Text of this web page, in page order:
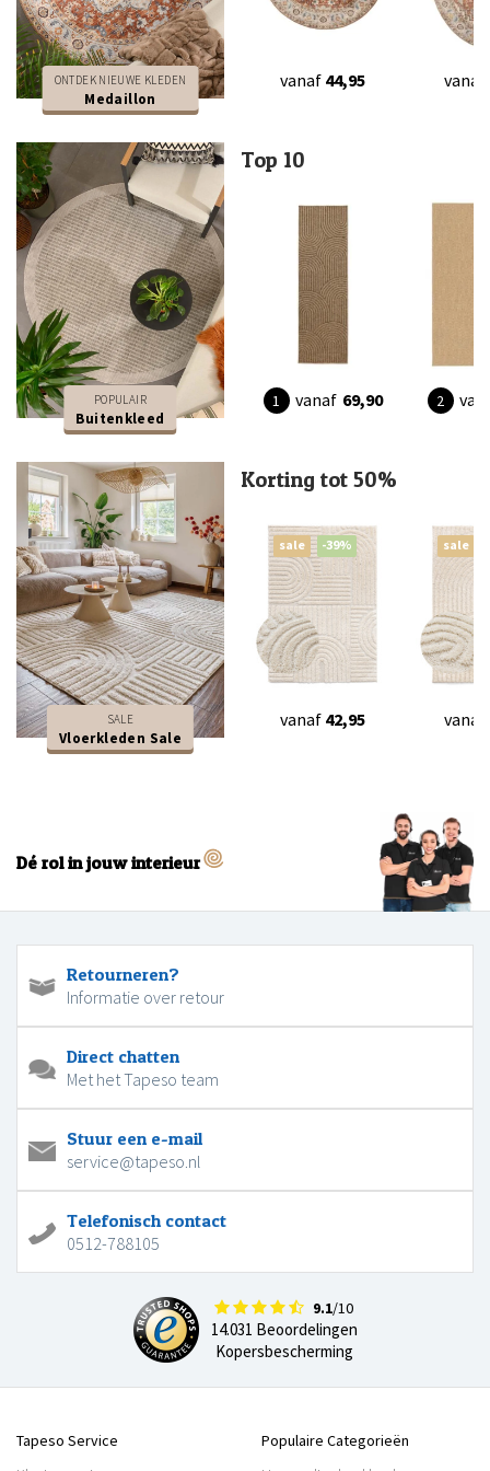
ONTDEK NIEUWE KLEDEN
Medaillon
vanaf 44,95 vanaf
POPULAIR
Buitenkleed
Top 10
vanaf 69,90
SALE
Vloerkleden Sale
Korting tot 50%
sale -39%
vanaf 42,95
sale
vanaf
Dé rol in jouw interieur
Retourneren?
Informatie over retour
Direct chatten
Met het Tapeso team
Stuur een e-mail
service@tapeso.nl
Telefonisch contact
0512-788105
9.1/10
14.031 Beoordelingen
Kopersbescherming
Tapeso Service
Populaire Categorieën